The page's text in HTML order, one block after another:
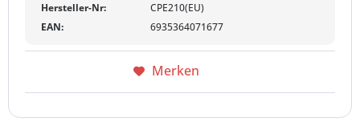
Hersteller-Nr:
CPE210(EU)
EAN:
6935364071677
Merken